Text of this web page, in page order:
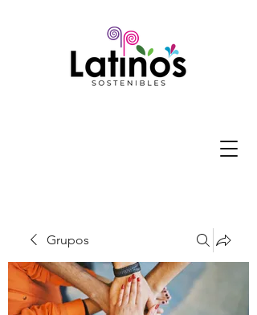
Grupos